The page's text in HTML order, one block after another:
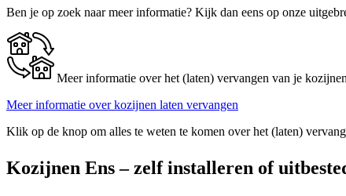
Ben je op zoek naar meer informatie? Kijk dan eens op onze
Meer informatie over het (laten) vervangen van je
Meer informatie over kozijnen laten vervangen
Klik op de knop om alles te weten te komen over het (laten)
Kozijnen Ens – zelf installeren of